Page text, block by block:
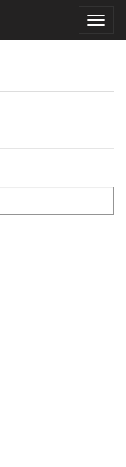
Toggle